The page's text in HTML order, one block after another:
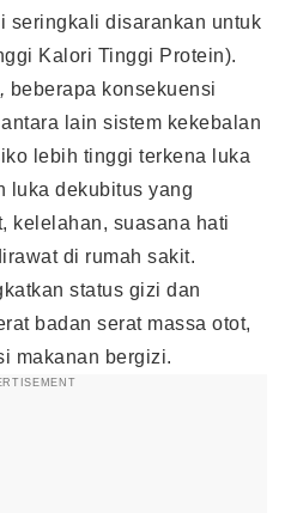
seringkali disarankan untuk
Kalori Tinggi Protein).
beberapa konsekuensi
lain sistem kekebalan
lebih tinggi terkena luka
luka dekubitus yang
kelelahan, suasana hati
di rumah sakit.
status gizi dan
badan serat massa otot,
makanan bergizi.